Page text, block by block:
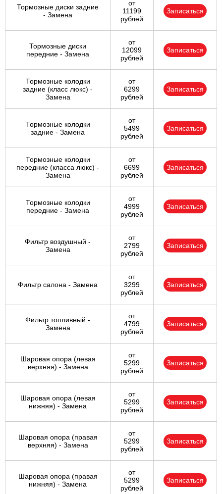
Тормозные диски задние
- Замена
от
11199
рублей
Записаться
Тормозные диски
передние - Замена
от
12099
рублей
Записаться
Тормозные колодки
задние (класс люкс) -
Замена
от
6299
рублей
Записаться
Тормозные колодки
задние - Замена
от
5499
рублей
Записаться
Тормозные колодки
передние (класса люкс) -
Замена
от
6699
рублей
Записаться
Тормозные колодки
передние - Замена
от
4999
рублей
Записаться
Фильтр воздушный -
Замена
от
2799
рублей
Записаться
Фильтр салона - Замена
от
3299
рублей
Записаться
Фильтр топливный -
Замена
от
4799
рублей
Записаться
Шаровая опора (левая
верхняя) - Замена
от
5299
рублей
Записаться
Шаровая опора (левая
нижняя) - Замена
от
5299
рублей
Записаться
Шаровая опора (правая
верхняя) - Замена
от
5299
рублей
Записаться
Шаровая опора (правая
нижняя) - Замена
от
5299
рублей
Записаться